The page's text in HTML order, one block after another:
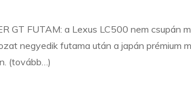
GT FUTAM: a Lexus LC500 nem csupán
negyedik futama után a japán prémium
(tovább…)